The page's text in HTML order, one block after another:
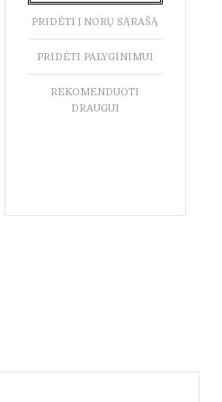
PRIDĖTI Į NORŲ SĄRAŠĄ
PRIDĖTI PALYGINIMUI
REKOMENDUOTI
DRAUGUI